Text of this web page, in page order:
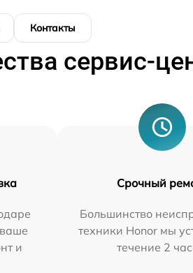
Контакты
сервис-
и
Срочный
Большинство
техники Honor мы
течение 2